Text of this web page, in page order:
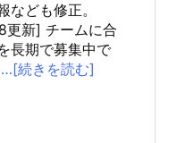
なども修正。
更新] チームに合
長期で募集中で
…[続きを読む]